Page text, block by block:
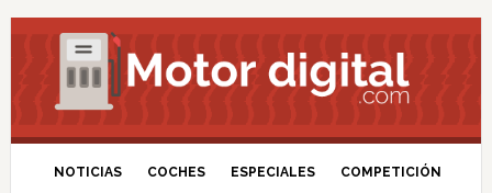
NOTICIAS COCHES ESPECIALES COMPETICIÓN